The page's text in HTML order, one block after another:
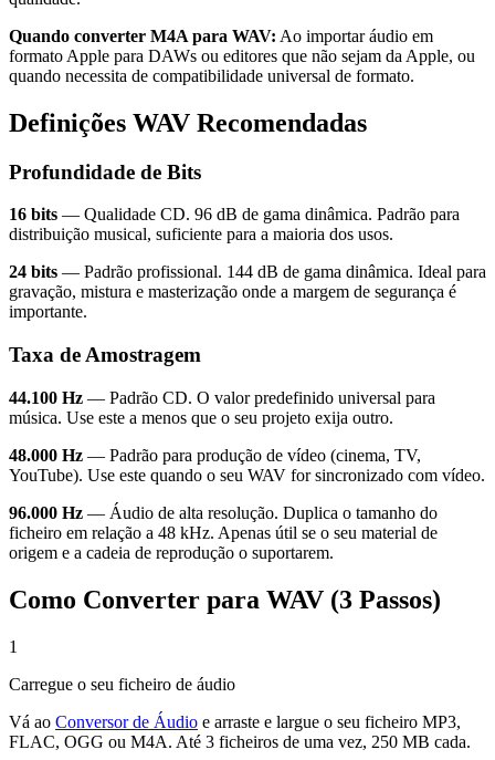
Quando converter M4A para WAV: Ao importar áudio em
formato Apple para DAWs ou editores que não sejam da Apple, ou
quando necessita de compatibilidade universal de formato.
Definições WAV Recomendadas
Profundidade de Bits
16 bits — Qualidade CD. 96 dB de gama dinâmica. Padrão para
distribuição musical, suficiente para a maioria dos usos.
24 bits — Padrão profissional. 144 dB de gama dinâmica. Ideal para
gravação, mistura e masterização onde a margem de segurança é
importante.
Taxa de Amostragem
44.100 Hz — Padrão CD. O valor predefinido universal para
música. Use este a menos que o seu projeto exija outro.
48.000 Hz — Padrão para produção de vídeo (cinema, TV,
YouTube). Use este quando o seu WAV for sincronizado com vídeo.
96.000 Hz — Áudio de alta resolução. Duplica o tamanho do
ficheiro em relação a 48 kHz. Apenas útil se o seu material de
origem e a cadeia de reprodução o suportarem.
Como Converter para WAV (3 Passos)
1
Carregue o seu ficheiro de áudio
Vá ao Conversor de Áudio e arraste e largue o seu ficheiro MP3,
FLAC, OGG ou M4A. Até 3 ficheiros de uma vez, 250 MB cada.